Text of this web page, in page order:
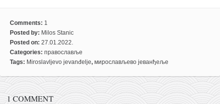
Comments: 1
Posted by: Milos Stanic
Posted on: 27.01.2022.
Categories: православље
Tags: Miroslavljevo jevanđelje, мирослављево јеванђеље
1 COMMENT